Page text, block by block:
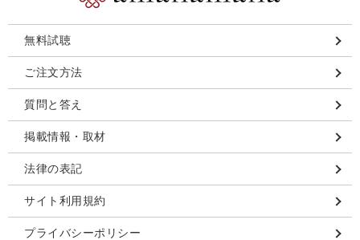
無料試聴
ご注文方法
質問と答え
掲載情報・取材
法律の表記
サイト利用規約
プライバシーポリシー